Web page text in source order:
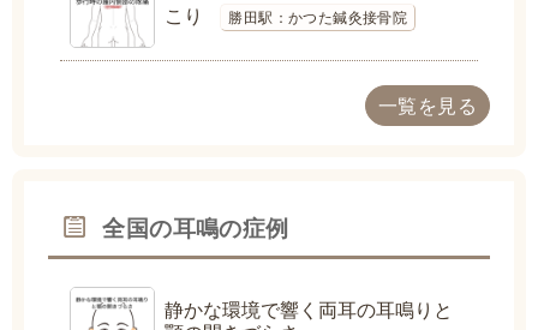
こり
勝田駅：かつた鍼灸接骨院
一覧を見る
全国の耳鳴の症例
静かな環境で響く両耳の耳鳴りと